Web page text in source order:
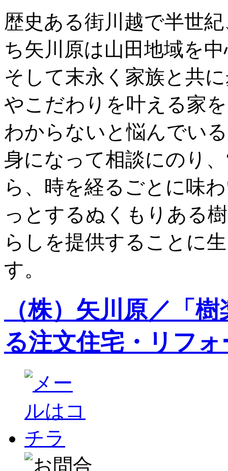
歴史ある街川越で半世
ち矢川原は山田地域を
そして末永く家族と共
やこだわりを叶える家
わからないと悩んでい
身になって相談にのり
ら、時を経るごとに味
っとするぬくもりある
らしを提供することに
す。
（株）矢川原／「
る注文住宅・リフォ